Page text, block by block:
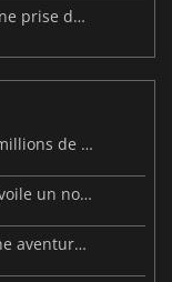
Des cartes de logiciels malveillants et une prise de contrôle de Discord ont touché Meccha Chameleon
Resident Evil: Veronica dépasse déjà 2 millions de wishlists
Beast of Reincarnation : Game Freak dévoile un nouveau pari
Big Walk est disponible : partez pour une aventure entre amis